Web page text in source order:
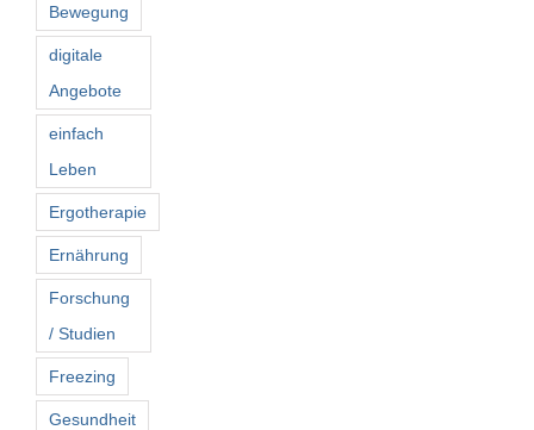
Bewegung
digitale
Angebote
einfach
Leben
Ergotherapie
Ernährung
Forschung
/ Studien
Freezing
Gesundheit